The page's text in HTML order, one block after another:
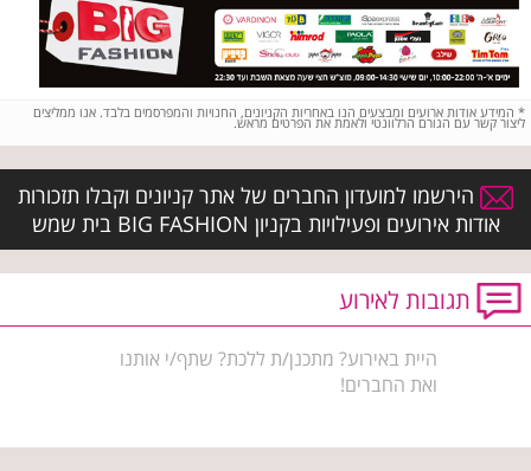
* המידע אודות ארועים ומבצעים הנו באחריות הקניונים, החנויות והמפרסמים בלבד. אנו ממליצים
ליצור קשר עם הגורם הרלוונטי ולאמת את הפרטים מראש.
הירשמו למועדון החברים של אתר קניונים וקבלו תזכורות
אודות אירועים ופעילויות בקניון BIG FASHION בית שמש
תגובות לאירוע
היית באירוע? מתכנן/ת ללכת? שתף/י אותנו
ואת החברים!